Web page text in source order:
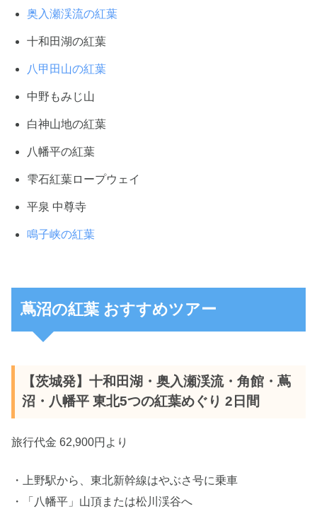
奥入瀬渓流の紅葉
十和田湖の紅葉
八甲田山の紅葉
中野もみじ山
白神山地の紅葉
八幡平の紅葉
雫石紅葉ロープウェイ
平泉 中尊寺
鳴子峡の紅葉
蔦沼の紅葉 おすすめツアー
【茨城発】十和田湖・奥入瀬渓流・角館・蔦
沼・八幡平 東北5つの紅葉めぐり 2日間
旅行代金 62,900円より
・上野駅から、東北新幹線はやぶさ号に乗車
・「八幡平」山頂または松川渓谷へ